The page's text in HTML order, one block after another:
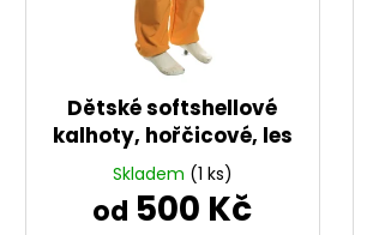
Dětské softshellové
kalhoty, hořčicové, les
Skladem (1 ks)
od 500 Kč